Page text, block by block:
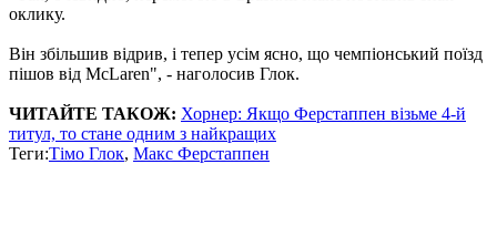
оклику.
Він збільшив відрив, і тепер усім ясно, що чемпіонський поїзд
пішов від McLaren", - наголосив Глок.
ЧИТАЙТЕ ТАКОЖ: Хорнер: Якщо Ферстаппен візьме 4-й
титул, то стане одним з найкращих
Теги:Тімо Глок, Макс Ферстаппен